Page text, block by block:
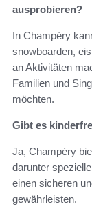
ausprobieren?
In Champéry
snowboarden,
an Aktivitäten
Familien und
möchten.
Gibt es
Ja, Champéry
darunter
einen sicheren
gewährleisten.